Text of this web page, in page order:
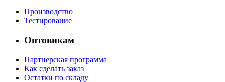
Производство
Тестирование
Оптовикам
Партнерская программа
Как сделать заказ
Остатки по складу